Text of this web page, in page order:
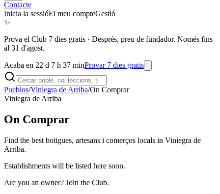
Contacte
Inicia la sessióEl meu compteGestió
✨
Prova el Club 7 dies gratis · Després, preu de fundador. Només fins
al 31 d'agost.
Acaba en 22 d 7 h 37 minProvar 7 dies gratis
Pueblos/Viniegra de Arriba/On Comprar
Viniegra de Arriba
On Comprar
Find the best botigues, artesans i comerços locals in Viniegra de
Arriba.
Establishments will be listed here soon.
Are you an owner? Join the Club.